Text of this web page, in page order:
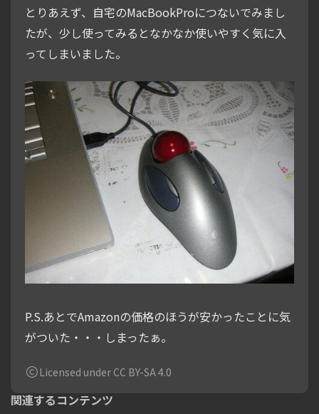
とりあえず、自宅のMacBookProにつないでみまし
たが、少し使ってみるとなかなか使いやすく気に入
ってしまいました。
P.S.あとでAmazonの価格のほうが安かったことに気
がついた・・・しまったぁ。
Licensed under CC BY-SA 4.0
関連するコンテンツ